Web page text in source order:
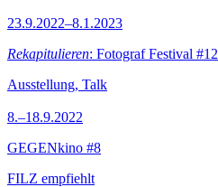
23.9.2022–8.1.2023
Rekapitulieren: Fotograf Festival #12
Ausstellung, Talk
8.–18.9.2022
GEGENkino #8
FILZ empfiehlt